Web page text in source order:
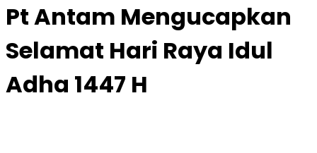
Pt Antam Mengucapkan
Selamat Hari Raya Idul
Adha 1447 H